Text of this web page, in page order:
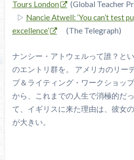
Tours London
(Global Teacher
▷ Nancie Atwell: ‘You can’t test
excellence’
(The Telegraph)
ナンシー・アトウェルって誰？と
のエントリ群を。 アメリカのリー
プ＆ライティング・ワークショッ
から、これまでの人生で消極的だ
て、イギリスに来た理由は、彼女
が大きい。